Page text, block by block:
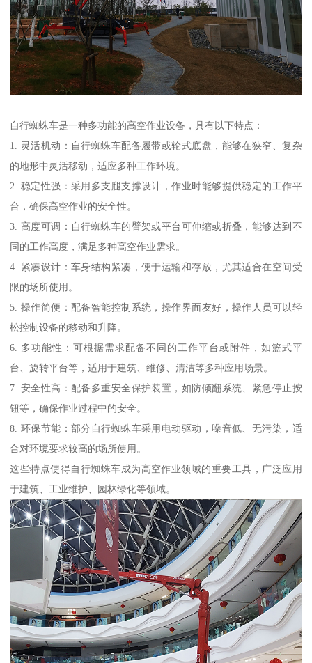
自行蜘蛛车是一种多功能的高空作业设备，具有以下特点：
1. 灵活机动：自行蜘蛛车配备履带或轮式底盘，能够在狭窄、复杂
的地形中灵活移动，适应多种工作环境。
2. 稳定性强：采用多支腿支撑设计，作业时能够提供稳定的工作平
台，确保高空作业的安全性。
3. 高度可调：自行蜘蛛车的臂架或平台可伸缩或折叠，能够达到不
同的工作高度，满足多种高空作业需求。
4. 紧凑设计：车身结构紧凑，便于运输和存放，尤其适合在空间受
限的场所使用。
5. 操作简便：配备智能控制系统，操作界面友好，操作人员可以轻
松控制设备的移动和升降。
6. 多功能性：可根据需求配备不同的工作平台或附件，如篮式平
台、旋转平台等，适用于建筑、维修、清洁等多种应用场景。
7. 安全性高：配备多重安全保护装置，如防倾翻系统、紧急停止按
钮等，确保作业过程中的安全。
8. 环保节能：部分自行蜘蛛车采用电动驱动，噪音低、无污染，适
合对环境要求较高的场所使用。
这些特点使得自行蜘蛛车成为高空作业领域的重要工具，广泛应用
于建筑、工业维护、园林绿化等领域。